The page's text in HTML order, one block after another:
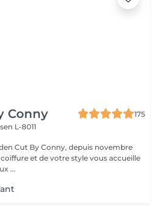
Conny
175
L-8011
Cut By Conny, depuis novembre
coiffure et de votre style vous accueille
...